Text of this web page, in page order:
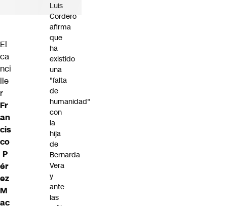
El
ca
nci
lle
r
Fr
an
cis
co
P
ér
ez
M
ac
Luis
Cordero
afirma
que
ha
existido
una
"falta
de
humanidad"
con
la
hija
de
Bernarda
Vera
y
ante
las